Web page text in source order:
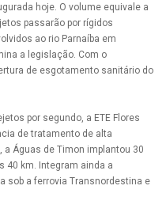
hoje. O volume equivale a
passarão por rígidos
ao rio Parnaíba em
a legislação. Com o
de esgotamento sanitário do
por segundo, a ETE Flores
de tratamento de alta
a Águas de Timon implantou 30
40 km. Integram ainda a
sob a ferrovia Transnordestina e